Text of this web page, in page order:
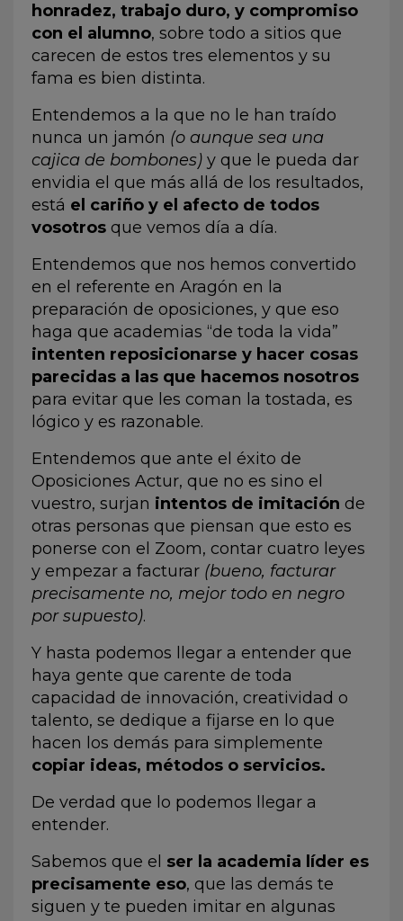
honradez, trabajo duro, y compromiso
con el alumno, sobre todo a sitios que
carecen de estos tres elementos y su
fama es bien distinta.
Entendemos a la que no le han traído
nunca un jamón (o aunque sea una
cajica de bombones) y que le pueda dar
envidia el que más allá de los resultados,
está el cariño y el afecto de todos
vosotros que vemos día a día.
Entendemos que nos hemos convertido
en el referente en Aragón en la
preparación de oposiciones, y que eso
haga que academias “de toda la vida”
intenten reposicionarse y hacer cosas
parecidas a las que hacemos nosotros
para evitar que les coman la tostada, es
lógico y es razonable.
Entendemos que ante el éxito de
Oposiciones Actur, que no es sino el
vuestro, surjan intentos de imitación de
otras personas que piensan que esto es
ponerse con el Zoom, contar cuatro leyes
y empezar a facturar (bueno, facturar
precisamente no, mejor todo en negro
por supuesto).
Y hasta podemos llegar a entender que
haya gente que carente de toda
capacidad de innovación, creatividad o
talento, se dedique a fijarse en lo que
hacen los demás para simplemente
copiar ideas, métodos o servicios.
De verdad que lo podemos llegar a
entender.
Sabemos que el ser la academia líder es
precisamente eso, que las demás te
siguen y te pueden imitar en algunas